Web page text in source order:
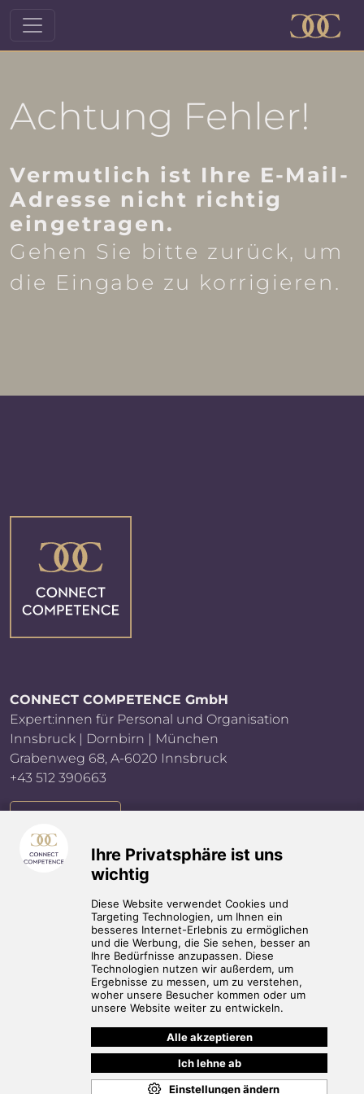
Achtung Fehler!
Vermutlich ist Ihre E-Mail-
Adresse nicht richtig
eingetragen.
Gehen Sie bitte zurück, um
die Eingabe zu korrigieren.
CONNECT COMPETENCE GmbH
Expert:innen für Personal und Organisation
Innsbruck | Dornbirn | München
Grabenweg 68, A-6020 Innsbruck
+43 512 390663
E-MAIL
Datenschutz